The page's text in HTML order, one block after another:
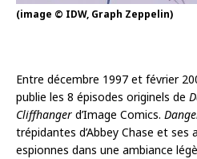
(image © IDW, Graph Zeppelin)
Entre décembre 1997 et février
publie les 8 épisodes originels de
Cliffhanger d’Image Comics.
trépidantes d’Abbey Chase et
espionnes dans une ambiance